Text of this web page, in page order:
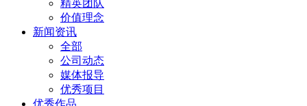
精英团队
价值理念
新闻资讯
全部
公司动态
媒体报导
优秀项目
优秀作品